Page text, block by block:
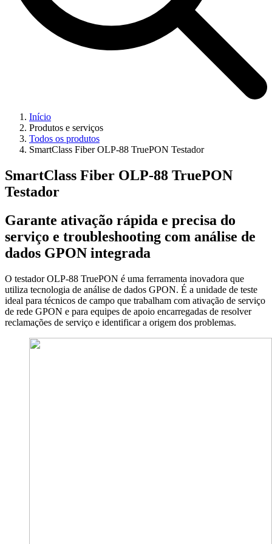
Início
Produtos e serviços
Todos os produtos
SmartClass Fiber OLP-88 TruePON Testador
SmartClass Fiber OLP-88 TruePON
Testador
Garante ativação rápida e precisa do
serviço e troubleshooting com análise de
dados GPON integrada
O testador OLP-88 TruePON é uma ferramenta inovadora que
utiliza tecnologia de análise de dados GPON. É a unidade de teste
ideal para técnicos de campo que trabalham com ativação de serviço
de rede GPON e para equipes de apoio encarregadas de resolver
reclamações de serviço e identificar a origem dos problemas.